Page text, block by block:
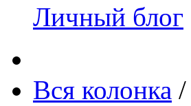
Личный блог
Вся колонка /